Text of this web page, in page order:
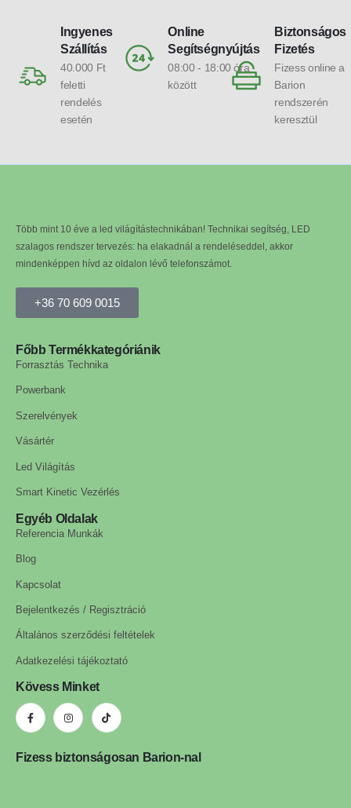
Ingyenes
Szállítás
40.000 Ft
feletti
rendelés
esetén
Online
Segítségnyújtás
08:00 - 18:00 óra
között
Biztonságos
Fizetés
Fizess online a
Barion
rendszerén
keresztül
Több mint 10 éve a led világítástechnikában! Technikai segítség, LED
szalagos rendszer tervezés: ha elakadnál a rendeléseddel, akkor
mindenképpen hívd az oldalon lévő telefonszámot.
+36 70 609 0015
Főbb Termékkategóriánik
Forrasztás Technika
Powerbank
Szerelvények
Vásártér
Led Világítás
Smart Kinetic Vezérlés
Egyéb Oldalak
Referencia Munkák
Blog
Kapcsolat
Bejelentkezés / Regisztráció
Általános szerződési feltételek
Adatkezelési tájékoztató
Kövess Minket
Fizess biztonságosan Barion-nal